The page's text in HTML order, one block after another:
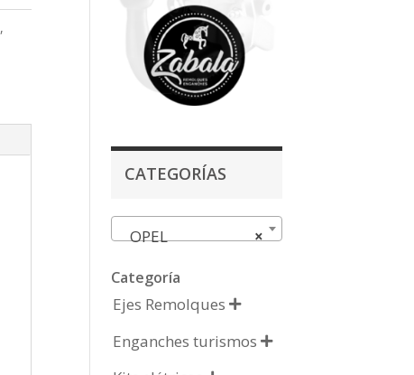
,
CATEGORÍAS
×
OPEL
Categoría
Ejes Remolques 
Enganches turismos 